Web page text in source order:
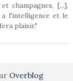
champagnes, [...],
a l'intelligence et le
plaisir."
Overblog